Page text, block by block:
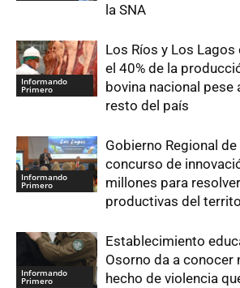
la SNA
Informando
Primero
Los Ríos y Los
el 40% de la
bovina nacional pese
resto del país
Informando
Primero
Gobierno Regional
concurso de
millones para
productivas del
Informando
Primero
Establecimiento
Osorno da a conocer
hecho de violencia